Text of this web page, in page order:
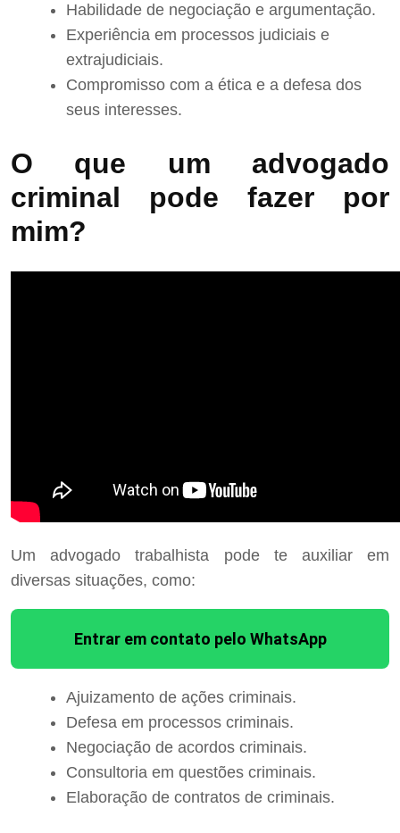
Habilidade de negociação e argumentação.
Experiência em processos judiciais e
extrajudiciais.
Compromisso com a ética e a defesa dos
seus interesses.
O que um advogado
criminal pode fazer por
mim?
Um advogado trabalhista pode te auxiliar em
diversas situações, como:
Entrar em contato pelo WhatsApp
Ajuizamento de ações criminais.
Defesa em processos criminais.
Negociação de acordos criminais.
Consultoria em questões criminais.
Elaboração de contratos de criminais.